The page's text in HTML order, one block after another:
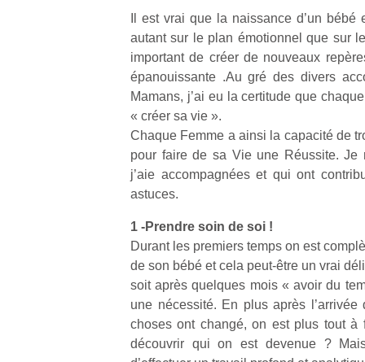
Il est vrai que la naissance d’un
autant sur le plan émotionnel que sur
important de créer de nouveaux
épanouissante .Au gré des divers
Mamans, j’ai eu la certitude que
« créer sa vie ».
Chaque Femme a ainsi la capacité de
pour faire de sa Vie une Réussite. Je
j’aie accompagnées et qui ont
astuces.
1 -Prendre soin de soi !
Durant les premiers temps on est
de son bébé et cela peut-être un vrai
soit après quelques mois « avoir du
une nécessité. En plus après
choses ont changé, on est plus tout à
découvrir qui on est devenue ?